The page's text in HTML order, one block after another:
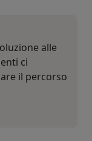
alle
ci
il percorso